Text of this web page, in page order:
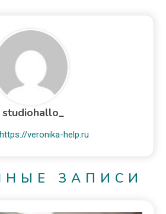
studiohallo_
https://veronika-help.ru
ЗАПИСИ